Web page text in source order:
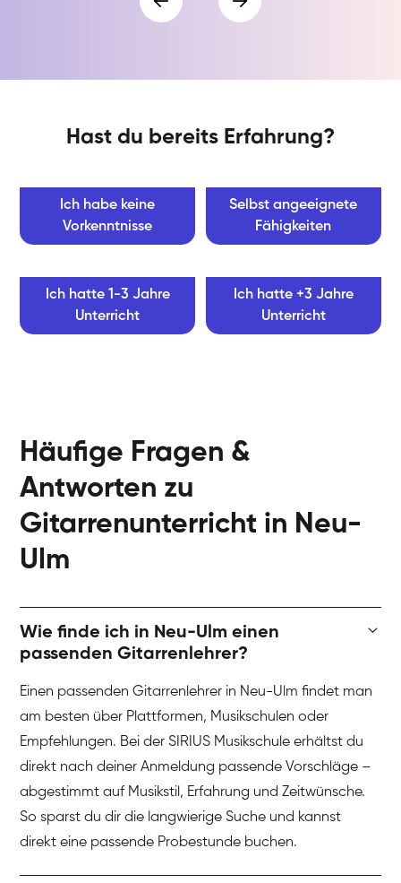
Hast du bereits Erfahrung?
Ich habe keine
Vorkenntnisse
Selbst angeeignete
Fähigkeiten
Ich hatte 1-3 Jahre
Unterricht
Ich hatte +3 Jahre
Unterricht
Häufige Fragen &
Antworten zu
Gitarrenunterricht in Neu-
Ulm
Wie finde ich in Neu-Ulm einen
passenden Gitarrenlehrer?
Einen passenden Gitarrenlehrer in Neu-Ulm findet man
am besten über Plattformen, Musikschulen oder
Empfehlungen. Bei der SIRIUS Musikschule erhältst du
direkt nach deiner Anmeldung passende Vorschläge –
abgestimmt auf Musikstil, Erfahrung und Zeitwünsche.
So sparst du dir die langwierige Suche und kannst
direkt eine passende Probestunde buchen.